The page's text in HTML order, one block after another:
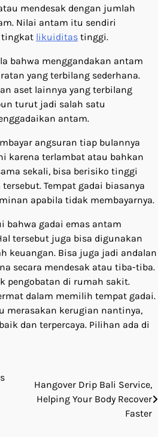
mendesak dengan jumlah
Nilai antam itu sendiri
tingkat likuiditas tinggi.
bahwa menggandakan antam
yang terbilang sederhana.
aset lainnya yang terbilang
turut jadi salah satu
antam.
angsuran tiap bulannya
karena terlambat atau bahkan
sekali, bisa berisiko tinggi
Tempat gadai biasanya
apabila tidak membayarnya.
bahwa gadai emas antam
tersebut juga bisa digunakan
keuangan. Bisa juga jadi andalan
secara mendesak atau tiba-tiba.
pengobatan di rumah sakit.
dalam memilih tempat gadai.
merasakan kerugian nantinya,
dan terpercaya. Pilihan ada di
Hangover Drip Bali Service,
Helping Your Body Recover
Faster